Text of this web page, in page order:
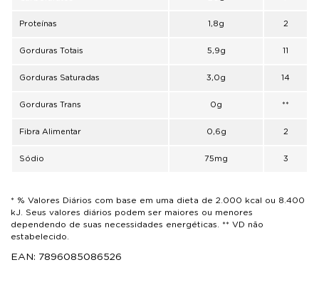
Proteínas 1,8g 2
Gorduras Totais 5,9g 11
Gorduras Saturadas 3,0g 14
Gorduras Trans 0g **
Fibra Alimentar 0,6g 2
Sódio 75mg 3
* % Valores Diários com base em uma dieta de 2.000 kcal ou 8.400
kJ. Seus valores diários podem ser maiores ou menores
dependendo de suas necessidades energéticas. ** VD não
estabelecido.
EAN: 7896085086526